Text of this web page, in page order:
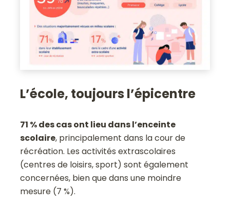
L’école, toujours l’épicentre
71 % des cas ont lieu dans l’enceinte
scolaire, principalement dans la cour de
récréation. Les activités extrascolaires
(centres de loisirs, sport) sont également
concernées, bien que dans une moindre
mesure (7 %).